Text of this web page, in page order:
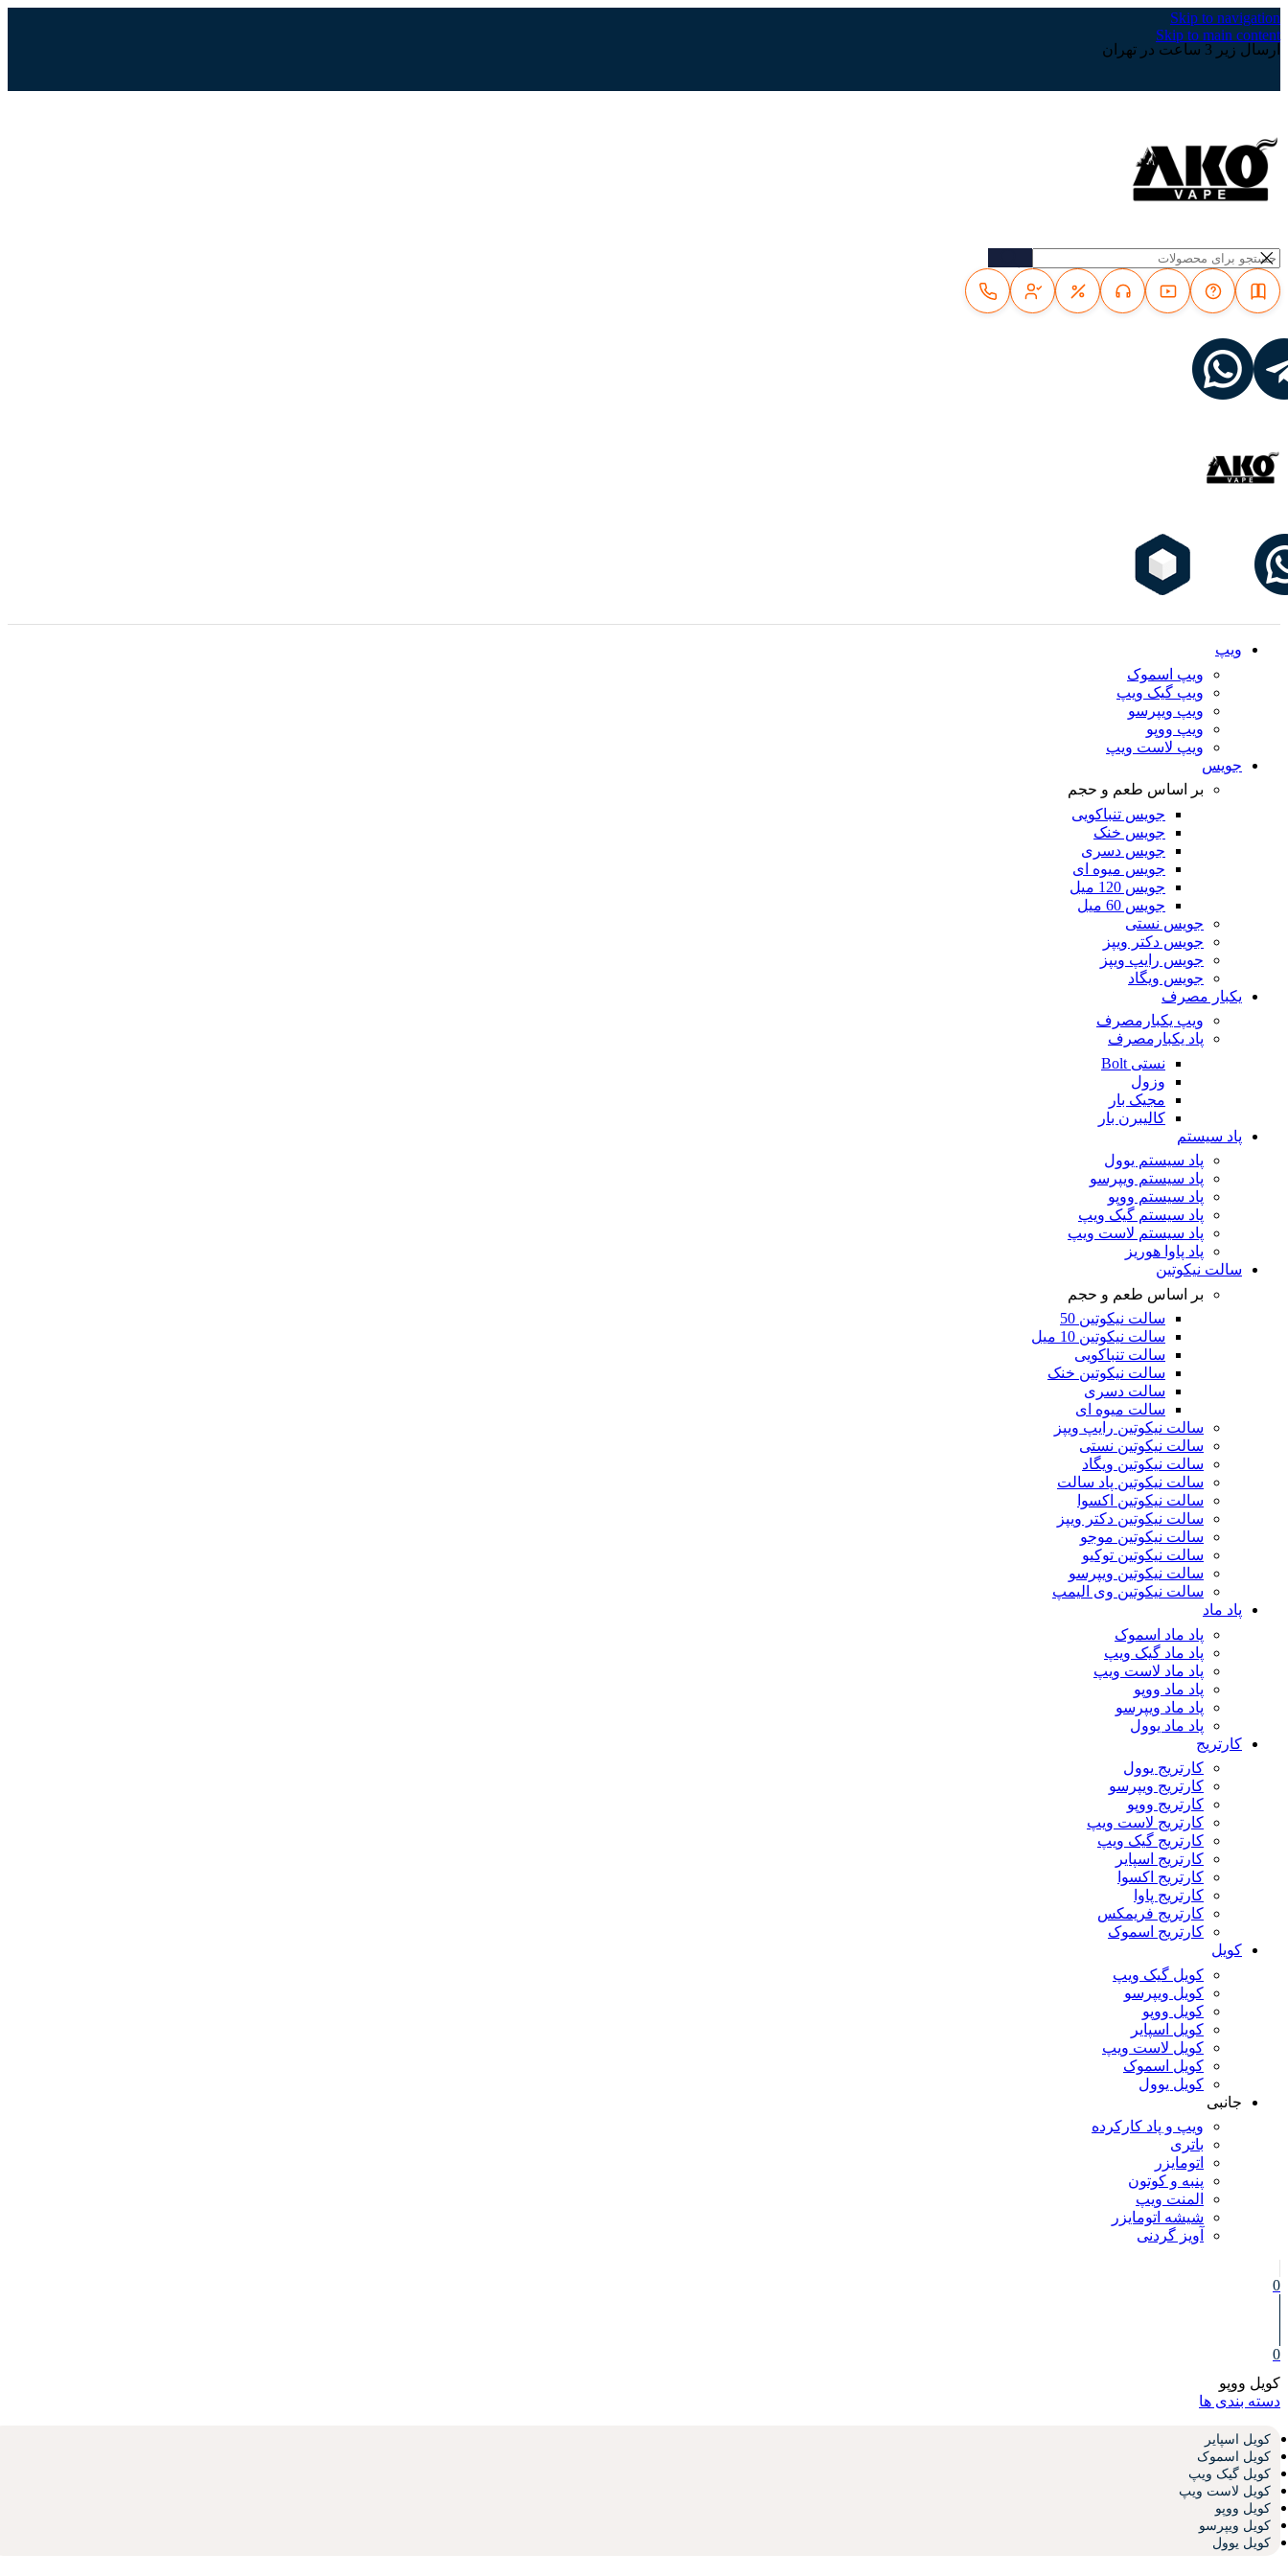
Skip to navigation
Skip to main content
ارسال زیر 3 ساعت در تهران
ویپ
ویپ اسموک
ویپ گیک ویپ
ویپ ویپرسو
ویپ ووپو
ویپ لاست ویپ
جویس
بر اساس طعم و حجم
جویس تنباکویی
جویس خنک
جویس دسری
جویس میوه ای
جویس 120 میل
جویس 60 میل
جویس نستی
جویس دکتر ویپز
جویس رایپ ویپز
جویس ویگاد
یکبار مصرف
ویپ یکبارمصرف
پاد یکبارمصرف
نستی Bolt
وزول
مجیک بار
کالیبرن بار
پاد سیستم
پاد سیستم یوول
پاد سیستم ویپرسو
پاد سیستم ووپو
پاد سیستم گیک ویپ
پاد سیستم لاست ویپ
پاد پاوا هوریز
سالت نیکوتین
بر اساس طعم و حجم
سالت نیکوتین 50
سالت نیکوتین 10 میل
سالت تنباکویی
سالت نیکوتین خنک
سالت دسری
سالت میوه ای
سالت نیکوتین رایپ ویپز
سالت نیکوتین نستی
سالت نیکوتین ویگاد
سالت نیکوتین پاد سالت
سالت نیکوتین اکسوا
سالت نیکوتین دکتر ویپز
سالت نیکوتین موجو
سالت نیکوتین توکیو
سالت نیکوتین ویپرسو
سالت نیکوتین وی الیمپ
پاد ماد
پاد ماد اسموک
پاد ماد گیک ویپ
پاد ماد لاست ویپ
پاد ماد ووپو
پاد ماد ویپرسو
پاد ماد یوول
کارتریج
کارتریج یوول
کارتریج ویپرسو
کارتریج ووپو
کارتریج لاست ویپ
کارتریج گیک ویپ
کارتریج اسپایر
کارتریج اکسوا
کارتریج پاوا
کارتریج فریمکس
کارتریج اسموک
کویل
کویل گیک ویپ
کویل ویپرسو
کویل ووپو
کویل اسپایر
کویل لاست ویپ
کویل اسموک
کویل یوول
جانبی
ویپ و پاد کارکرده
باتری
اتومایزر
پنبه و کوتون
المنت ویپ
شیشه اتومایزر
آویز گردنی
0
0
کویل ووپو
دسته بندی ها
کویل اسپایر
کویل اسموک
کویل گیک ویپ
کویل لاست ویپ
کویل ووپو
کویل ویپرسو
کویل یوول